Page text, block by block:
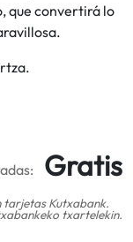
que convertirá lo
Gratis
tarjetas Kutxabank.
txartelekin.